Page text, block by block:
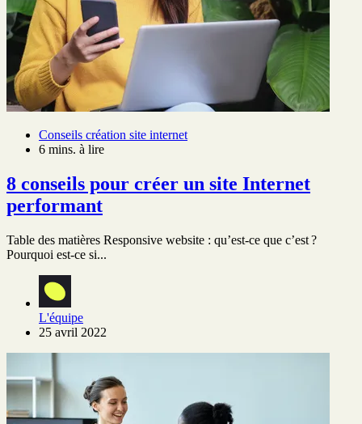
Conseils création site internet
6 mins. à lire
8 conseils pour créer un site Internet
performant
Table des matières Responsive website : qu’est-ce que c’est ?
Pourquoi est-ce si...
L'équipe
25 avril 2022